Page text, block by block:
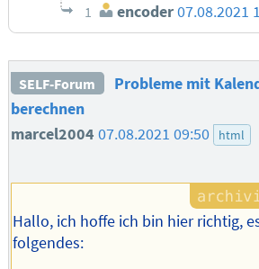
1 encoder07.08.2021
SELF-Forum
Probleme mit
berechnen
marcel2004 07.08.2021 09:50 html
Hallo, ich hoffe ich bin hier richtig,
folgendes: